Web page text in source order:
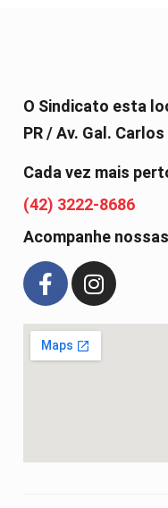
O Sindicato esta
PR / Av. Gal.
Cada vez mais
(42) 3222-8686
Acompanhe